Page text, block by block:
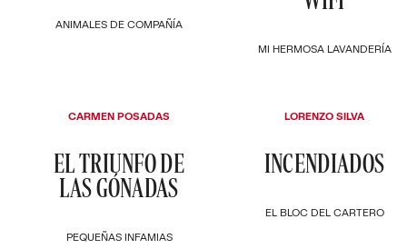
ANIMALES DE COMPAÑÍA
MI HERMOSA LAVANDERÍA
PEQUEÑAS INFAMIAS
EL TRIUNFO DE
LAS GÓNADAS
CARMEN POSADAS
EL BLOC DEL CARTERO
INCENDIADOS
LORENZO SILVA